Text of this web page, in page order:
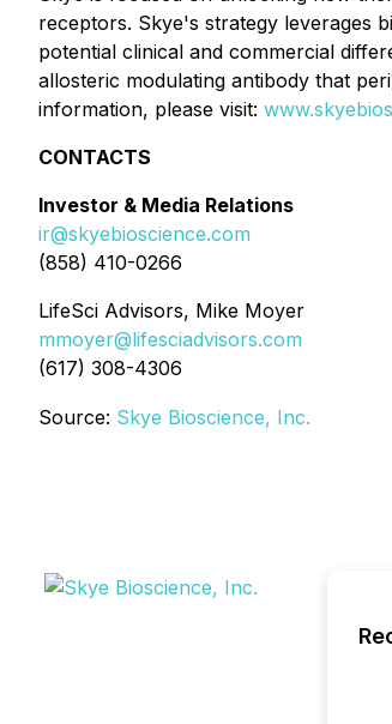
receptors. Skye's strategy leverages
potential clinical and commercial
allosteric modulating antibody that
information, please visit:
CONTACTS
Investor & Media Relations
ir@skyebioscience.com
(858) 410-0266
LifeSci Advisors, Mike Moyer
mmoyer@lifesciadvisors.com
(617) 308-4306
Source: Skye Bioscience, Inc.